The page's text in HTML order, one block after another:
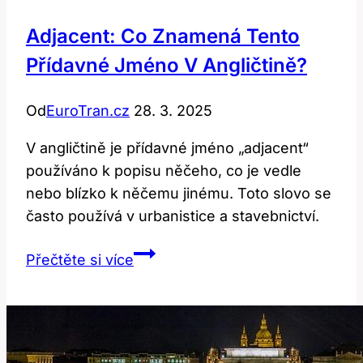
Adjacent: Co Znamená Tento
Přídavné Jméno V Angličtině?
OdEuroTran.cz 28. 3. 2025
V angličtině je přídavné jméno „adjacent“
používáno k popisu něčeho, co je vedle
nebo blízko k něčemu jinému. Toto slovo se
často používá v urbanistice a stavebnictví.
Přečtěte si víceAdjacent: